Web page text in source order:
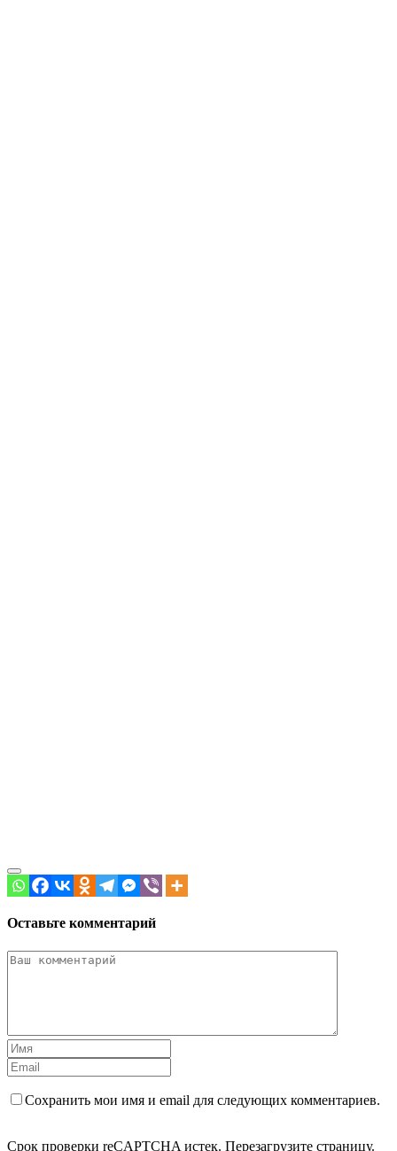
Оставьте комментарий
Сохранить мои имя и email для следующих комментариев.
Срок проверки reCAPTCHA истек. Перезагрузите страницу.